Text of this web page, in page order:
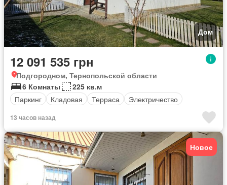
Дом
12 091 535 грн
Подгородном, Тернопольской области
6 Комнаты
225 кв.м
Паркинг
Кладовая Терраса Электричество
13 часов назад
Новое